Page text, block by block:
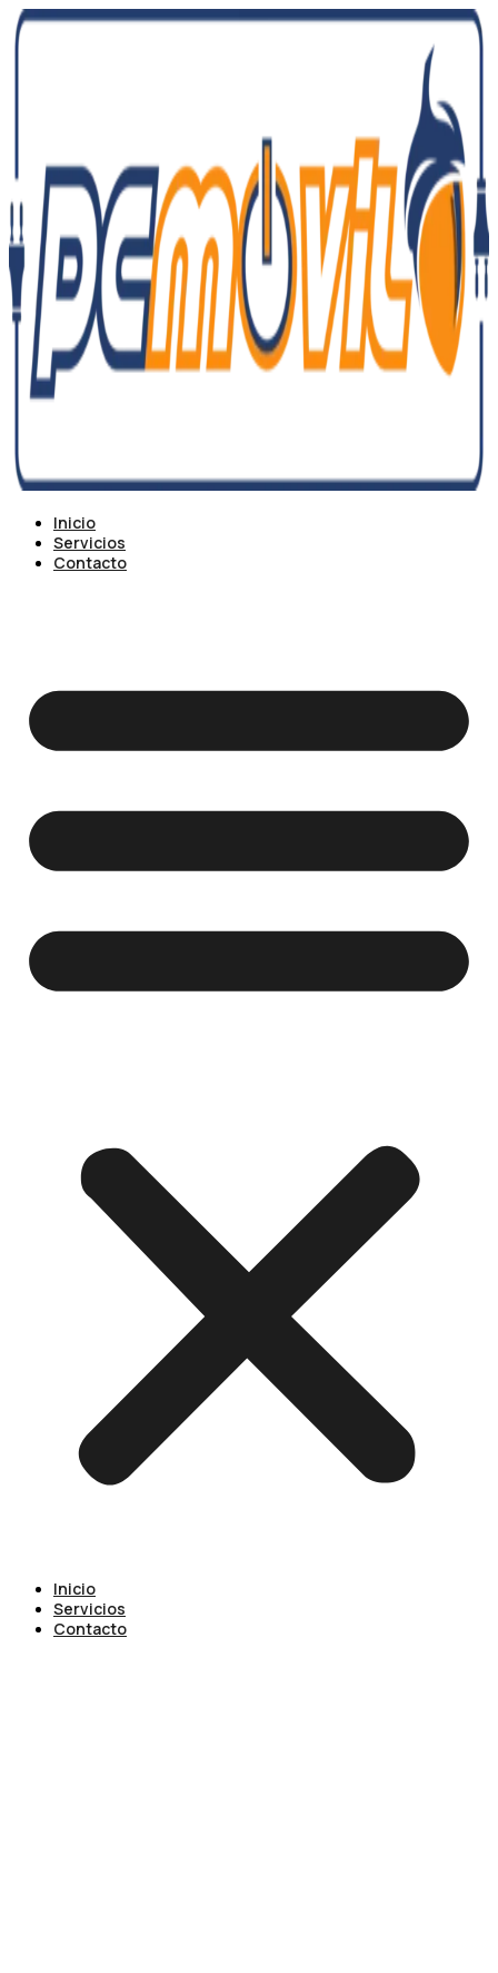
Ir
al
Inicio
Servicios
Contacto
Inicio
Servicios
Contacto